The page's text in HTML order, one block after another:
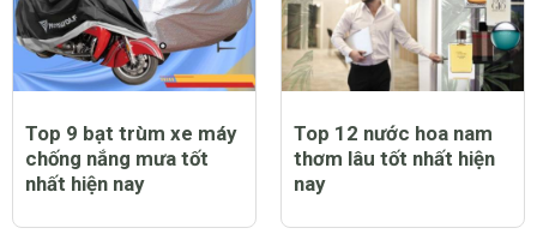
Top 9 bạt trùm xe máy
chống nắng mưa tốt
nhất hiện nay
Top 12 nước hoa nam
thơm lâu tốt nhất hiện
nay